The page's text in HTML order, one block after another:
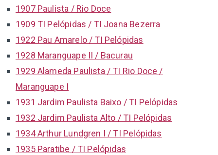
1907 Paulista / Rio Doce
1909 TI Pelópidas / TI Joana Bezerra
1922 Pau Amarelo / TI Pelópidas
1928 Maranguape II / Bacurau
1929 Alameda Paulista / TI Rio Doce /
Maranguape I
1931 Jardim Paulista Baixo / TI Pelópidas
1932 Jardim Paulista Alto / TI Pelópidas
1934 Arthur Lundgren I / TI Pelópidas
1935 Paratibe / TI Pelópidas